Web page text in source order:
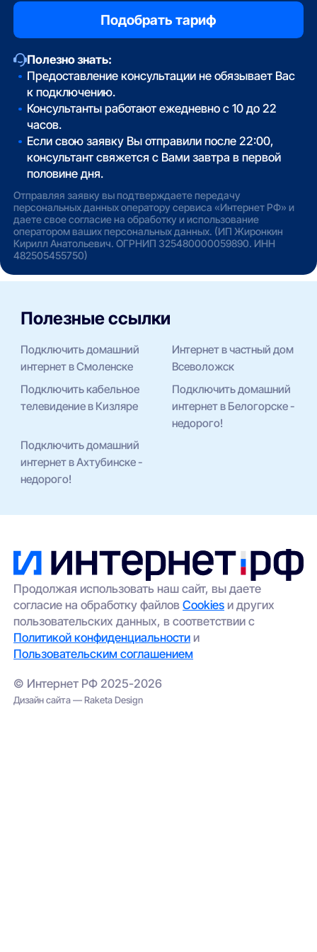
Полезно знать:
Предоставление консультации не обязывает Вас
к подключению.
Консультанты работают ежедневно с 10 до 22
часов.
Если свою заявку Вы отправили после 22:00,
консультант свяжется с Вами завтра в первой
половине дня.
Отправляя заявку вы подтверждаете передачу
персональных данных оператору сервиса «Интернет РФ» и
даете свое согласие на обработку и использование
оператором ваших персональных данных. (ИП Жиронкин
Кирилл Анатольевич. ОГРНИП 325480000059890. ИНН
482505455750)
Полезные ссылки
Подключить домашний
интернет в Смоленске
Интернет в частный дом
Всеволожск
Подключить кабельное
телевидение в Кизляре
Подключить домашний
интернет в Белогорске -
недорого!
Подключить домашний
интернет в Ахтубинске -
недорого!
Продолжая использовать наш сайт, вы даете
согласие на обработку файловCookies и других
пользовательских данных, в соответствии с
Политикой конфиденциальности и
Пользовательским соглашением
© Интернет РФ 2025-2026
Дизайн сайта — Raketa Design